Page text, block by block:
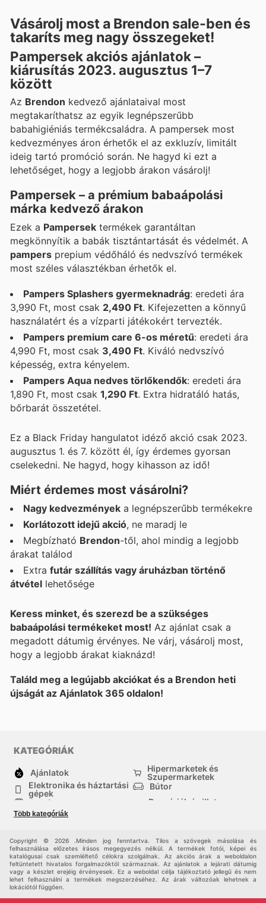
Vásárolj most a Brendon sale-ben és
takaríts meg nagy összegeket!
Pampersek akciós ajánlatok –
kiárusítás 2023. augusztus 1–7
között
Az Brendon kedvező ajánlataival most
megtakaríthatsz az egyik legnépszerűbb
babahigiéniás termékcsaládra. A pampersek most
kedvezményes áron érhetők el az exkluzív, limitált
ideig tartó promóció során. Ne hagyd ki ezt a
lehetőséget, hogy a legjobb árakon vásárolj!
Pampersek – a prémium babaápolási
márka kedvező árakon
Ezek a Pampersek termékek garantáltan
megkönnyítik a babák tisztántartását és védelmét. A
pampers prepium védőháló és nedvszívó termékek
most széles választékban érhetők el.
Pampers Splashers gyermeknadrág: eredeti ára
3,990 Ft, most csak 2,490 Ft. Kifejezetten a könnyű
használatért és a vízparti játékokért tervezték.
Pampers premium care 6-os méretű: eredeti ára
4,990 Ft, most csak 3,490 Ft. Kiváló nedvszívó
képesség, extra kényelem.
Pampers Aqua nedves törlőkendők: eredeti ára
1,890 Ft, most csak 1,290 Ft. Extra hidratáló hatás,
bőrbarát összetétel.
Ez a Black Friday hangulatot idéző akció csak 2023.
augusztus 1. és 7. között él, így érdemes gyorsan
cselekedni. Ne hagyd, hogy kihasson az idő!
Miért érdemes most vásárolni?
Nagy kedvezmények a legnépszerűbb termékekre
Korlátozott idejű akció, ne maradj le
Megbízható Brendon-től, ahol mindig a legjobb
árakat találod
Extra futár szállítás vagy áruházban történő
átvétel lehetősége
Keress minket, és szerezd be a szükséges
babaápolási termékeket most! Az ajánlat csak a
megadott dátumig érvényes. Ne várj, vásárolj most,
hogy a legjobb árakat kiaknázd!
Találd meg a legújabb akciókat és a Brendon heti
újságát az Ajánlatok 365 oldalon!
KATEGÓRIÁK
Ajánlatok
Hipermarketek és
Szupermarketek
Elektronika és háztartási
gépek
Bútor
Ruházat
Drogériák és illatszer-
háztartási cikkek
Több kategóriák
Copyright © 2026 .Minden jog fenntartva. Tilos a szövegek másolása és
felhasználása előzetes írásos megegyezés nélkül. A termékek fotói, képei és
katalógusai csak szemléltető célokra szolgálnak. Az akciós árak a weboldalon
feltüntetett hivatalos forgalmazóktól származnak. Az ajánlatok a lejárati dátumig
vagy a készlet erejéig érvényesek. Ez a weboldal célja tájékoztató jellegű és nem
lehet felhasználni a termékek megszerzéséhez. Az árak változóak lehetnek a
lokációtól függően.